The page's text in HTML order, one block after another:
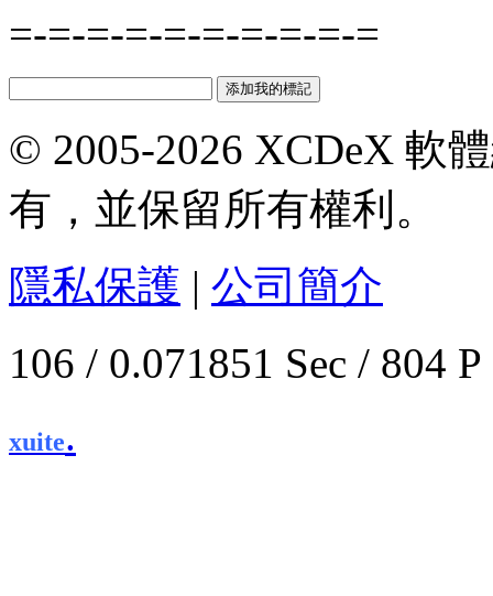
=-=-=-=-=-=-=-=-=-=
© 2005-2026 XCDeX 軟
有，並保留所有權利。
隱私保護 | 公司簡介
106 / 0.071851 Sec / 804
xuite.